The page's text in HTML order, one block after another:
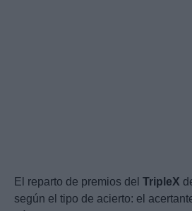
El reparto de premios del TripleX
según el tipo de acierto: el